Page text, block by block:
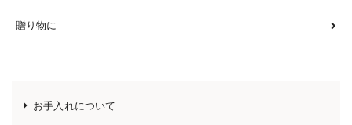
贈り物に
お手入れについて